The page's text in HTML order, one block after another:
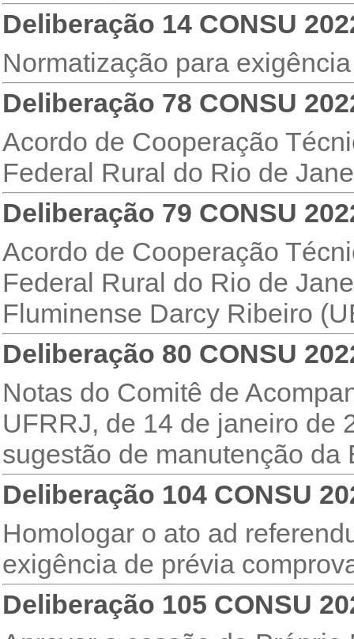
Deliberação 14 CONSU
Normatização para
Deliberação 78 CONSU
Acordo de Cooperação
Federal Rural do Rio de
Deliberação 79 CONSU
Acordo de Cooperação
Federal Rural do Rio de
Fluminense Darcy Ribeiro
Deliberação 80 CONSU
Notas do Comitê de
UFRRJ, de 14 de janeiro de
sugestão de manutenção da
Deliberação 104 CONSU
Homologar o ato ad
exigência de prévia
Deliberação 105 CONSU